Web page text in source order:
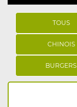
TOUS
CHINOIS
BURGERS